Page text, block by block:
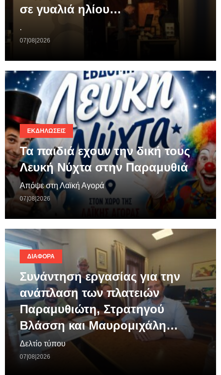
σε γυαλιά ηλίου…
.
07|08|2026
ΕΚΔΗΛΏΣΕΙΣ
Τα παιδιά εχουν την δική τους
Λευκή Νύχτα στην Παραμυθιά
Απόψε στη Λαϊκή Αγορά
07|08|2026
ΔΙΆΦΟΡΑ
Συνάντηση εργασίας για την
ανάπλαση των πλατειών
Παραμυθιώτη, Στρατηγού
Βλάσση και Μαυρομιχάλη…
Δελτίο τύπου
07|08|2026